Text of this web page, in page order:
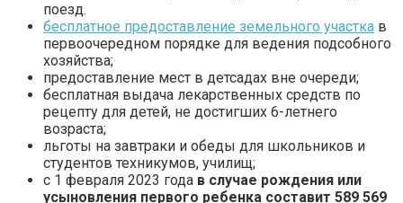
поезд.
бесплатное предоставление земельного участка в
первоочередном порядке для ведения подсобного
хозяйства;
предоставление мест в детсадах вне очереди;
бесплатная выдача лекарственных средств по
рецепту для детей, не достигших 6-летнего
возраста;
льготы на завтраки и обеды для школьников и
студентов техникумов, училищ;
с 1 февраля 2023 года в случае рождения или
усыновления первого ребенка составит 589 569